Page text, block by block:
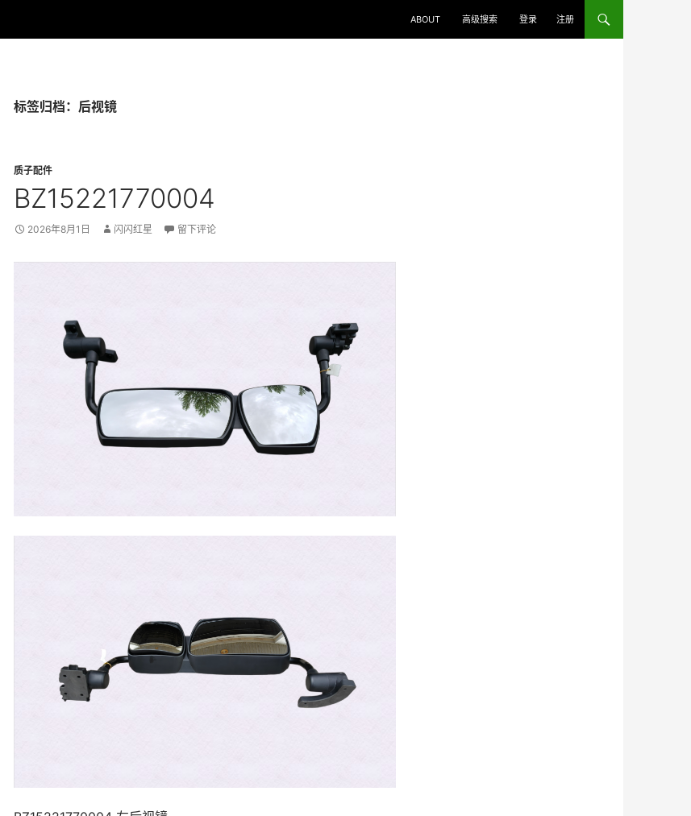
ABOUT 高级搜索 登录 注册
标签归档：后视镜
质子配件
BZ15221770004
2026年8月1日 闪闪红星 留下评论